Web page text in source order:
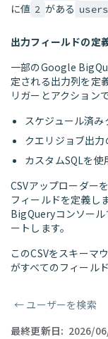
に値 2 がある users
出力フィールドの定
一部のGoogle
定される出力列を定
リガーとアクション
スケジュール済
クエリジョブ出力
カスタムSQLを
CSVアップローダー
フィールドを定義し
BigQueryコンソール
ートします。
このCSVをスキーマ
がすべてのフィール
ページャー
← ユーザーを検索
最終更新日: 2026/